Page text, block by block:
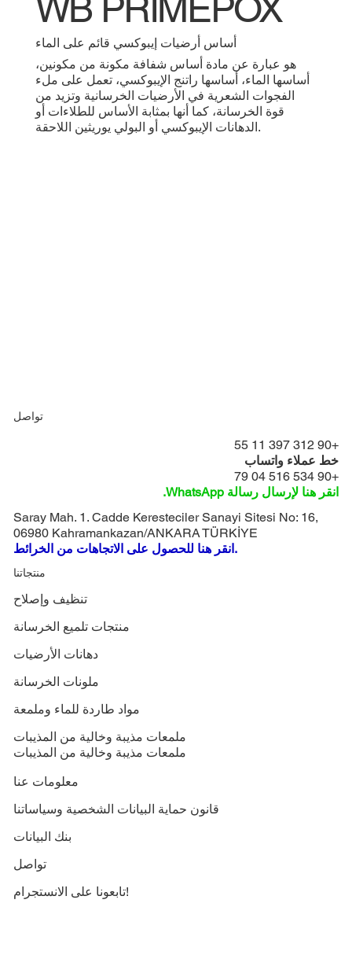
أساس أرضيات إيبوكسي قائم على الماء
هو عبارة عن مادة أساس شفافة مكونة من مكونين،
أساسها الماء، أساسها راتنج الإيبوكسي، تعمل على ملء
الفجوات الشعرية في الأرضيات الخرسانية وتزيد من
قوة الخرسانة، كما أنها بمثابة الأساس للطلاءات أو
الدهانات الإيبوكسي أو البولي يوريثين اللاحقة.
تواصل
+90 312 397 11 55
خط عملاء واتساب
+90 534 516 04 79
انقر هنا لإرسال رسالة WhatsApp.
Saray Mah. 1. Cadde Keresteciler Sanayi Sitesi No: 16,
06980 Kahramankazan/ANKARA TÜRKİYE
انقر هنا للحصول على الاتجاهات من الخرائط.
منتجاتنا
تنظيف وإصلاح
منتجات تلميع الخرسانة
دهانات الأرضيات
ملونات الخرسانة
مواد طاردة للماء وملمعة
ملمعات مذيبة وخالية من المذيبات
ملمعات مذيبة وخالية من المذيبات
معلومات عنا
قانون حماية البيانات الشخصية وسياساتنا
بنك البيانات
تواصل
تابعونا على الانستجرام!